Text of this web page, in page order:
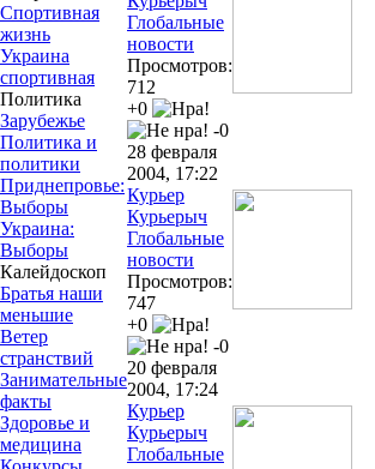
Спортивная
жизнь
Украина
спортивная
Политика
Зарубежье
Политика и
политики
Приднепровье:
Выборы
Украина:
Выборы
Калейдоскоп
Братья наши
меньшие
Ветер
странствий
Занимательные
факты
Здоровье и
медицина
Глобальные
новости
Просмотров:
712
+0
-0
28 февраля
2004, 17:22
Курьер
Курьерыч
Глобальные
новости
Просмотров:
747
+0
-0
20 февраля
2004, 17:24
Курьер
Курьерыч
Глобальные